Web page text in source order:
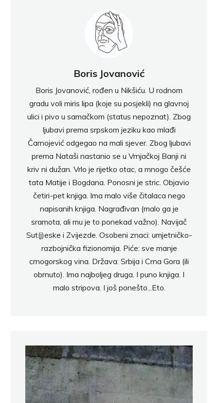
Boris Jovanović
Boris Jovanović, rođen u Nikšiću. U rodnom
gradu voli miris lipa (koje su posjekli) na glavnoj
ulici i pivo u samačkom (status nepoznat). Zbog
ljubavi prema srpskom jeziku kao mlađi
Čarnojević odgegao na mali sjever. Zbog ljubavi
prema Nataši nastanio se u Vrnjačkoj Banji ni
kriv ni dužan. Vrlo je rijetko otac, a mnogo češće
tata Matije i Bogdana. Ponosni je stric. Objavio
četiri-pet knjiga. Ima malo više čitalaca nego
napisanih knjiga. Nagrađivan (malo ga je
sramota, ali mu je to ponekad važno). Navijač
Sut(j)eske i Zvijezde. Osobeni znaci: umjetničko-
razbojnička fizionomija. Piće: sve manje
crnogorskog vina. Država: Srbija i Crna Gora (ili
obrnuto). Ima najboljeg druga. I puno knjiga. I
malo stripova. I još ponešto...Eto.